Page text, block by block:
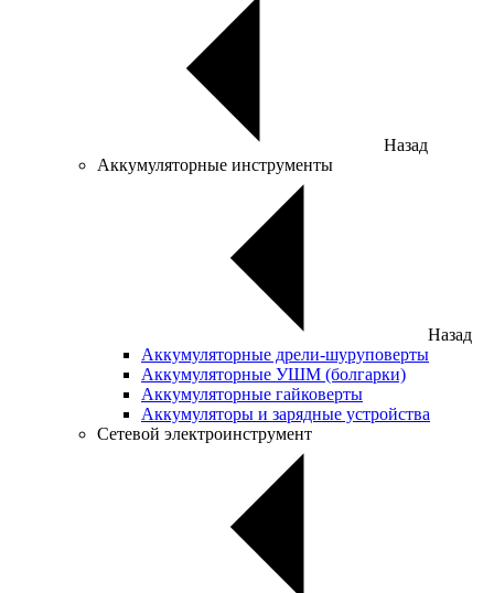
Назад
Аккумуляторные инструменты
Назад
Аккумуляторные дрели-шуруповерты
Аккумуляторные УШМ (болгарки)
Аккумуляторные гайковерты
Аккумуляторы и зарядные устройства
Сетевой электроинструмент